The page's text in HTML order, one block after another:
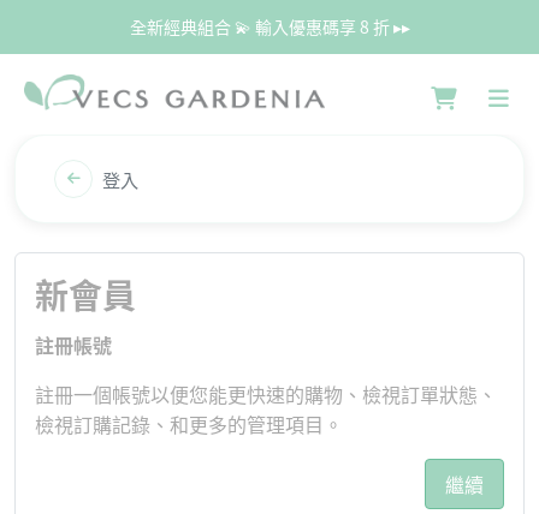
全新經典組合 💫 輸入優惠碼享 8 折 ▸▸
登入
新會員
註冊帳號
註冊一個帳號以便您能更快速的購物、檢視訂單狀態、
檢視訂購記錄、和更多的管理項目。
繼續